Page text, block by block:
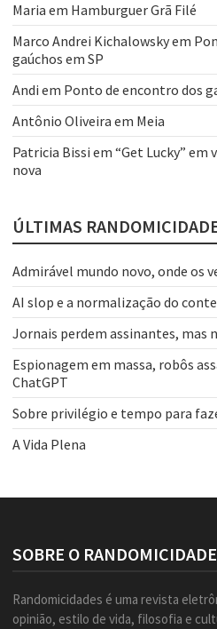
Maria em Hamburguer Grã Filé
Marco Andrei Kichalowskyem
gaúchos em SP
Andi em Ponto de encontro dos
Antônio Oliveira em Meia
Patricia Bissi em “Get Lucky” em
nova
ÚLTIMAS
Admirável mundo novo, onde os
AI slop e a normalização do
Jornais perdem assinantes, mas
Espionagem em massa, robôs
ChatGPT
Sobre privilégio e tempo para
A Vida Plena
SOBRE O
Randomicidades é uma revista
opinião, estilo de vida, filosofia e